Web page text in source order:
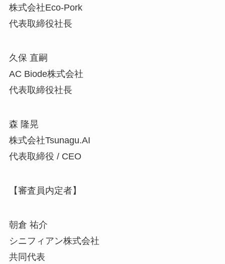
株式会社Eco-Pork
代表取締役社長
久保 直嗣
AC Biode株式会社
代表取締役社長
森 隆晃
株式会社Tsunagu.AI
代表取締役 / CEO
【審査員内定者】
朝倉 祐介
シニフィアン株式会社
共同代表